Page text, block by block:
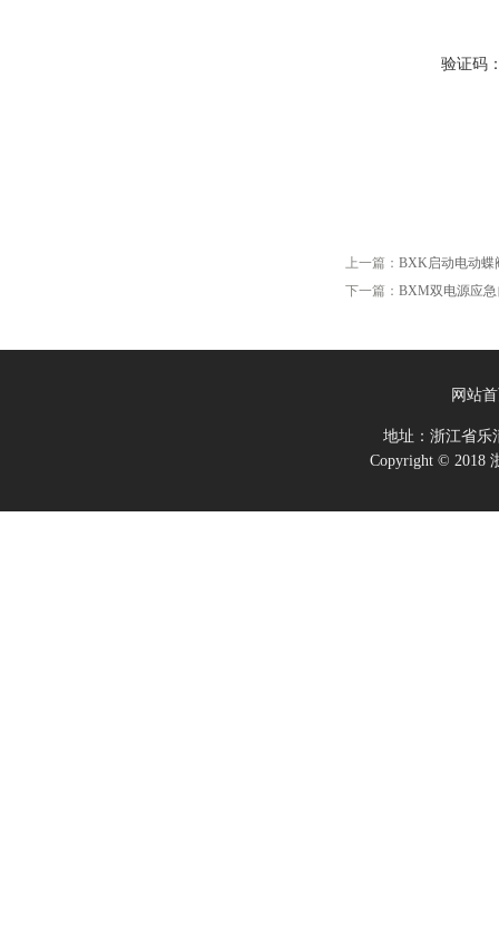
验证码
上一篇： BXK启动电动蝶
下一篇： BXM双电源应
网站
地址：浙江省
Copyright © 2018